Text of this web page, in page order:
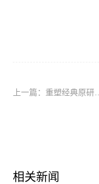
上一篇：重塑经典原研品
相关新闻